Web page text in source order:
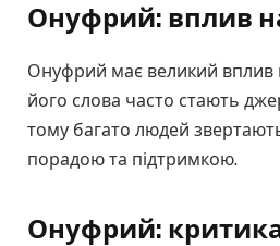
Онуфрий: вплив
Онуфрий має великий вплив
його слова часто стають
тому багато людей
порадою та підтримкою.
Онуфрий: